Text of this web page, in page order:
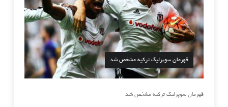
قهرمان سوپرلیگ ترکیه مشخص شد
قهرمان سوپرلیگ ترکیه مشخص شد